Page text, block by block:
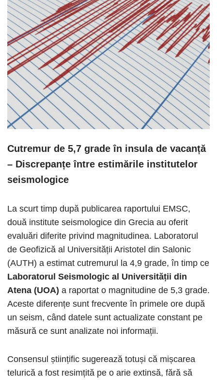
Cutremur de 5,7 grade în insula de vacanță
– Discrepanțe între estimările institutelor
seismologice
La scurt timp după publicarea raportului EMSC,
două institute seismologice din Grecia au oferit
evaluări diferite privind magnitudinea. Laboratorul
de Geofizică al Universității Aristotel din Salonic
(AUTH) a estimat cutremurul la 4,9 grade, în timp ce
Laboratorul Seismologic al Universității din
Atena (UOA) a raportat o magnitudine de 5,3 grade.
Aceste diferențe sunt frecvente în primele ore după
un seism, când datele sunt actualizate constant pe
măsură ce sunt analizate noi informații.
Consensul științific sugerează totuși că mișcarea
telurică a fost resimțită pe o arie extinsă, fără să